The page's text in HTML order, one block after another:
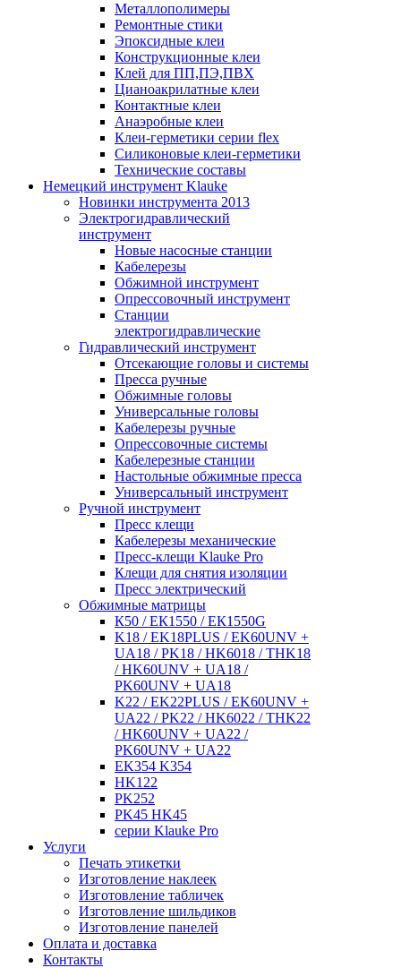
Металлополимеры
Ремонтные стики
Эпоксидные клеи
Конструкционные клеи
Клей для ПП,ПЭ,ПВХ
Цианоакрилатные клеи
Контактные клеи
Анаэробные клеи
Клеи-герметики серии flex
Силиконовые клеи-герметики
Технические составы
Немецкий инструмент Klauke
Новинки инструмента 2013
Электрогидравлический
инструмент
Новые насосные станции
Кабелерезы
Обжимной инструмент
Опрессовочный инструмент
Станции
электрогидравлические
Гидравлический инструмент
Отсекающие головы и системы
Пресса ручные
Обжимные головы
Универсальные головы
Кабелерезы ручные
Опрессовочные системы
Кабелерезные станции
Настольные обжимные пресса
Универсальный инструмент
Ручной инструмент
Пресс клещи
Кабелерезы механические
Пресс-клещи Klauke Pro
Клещи для снятия изоляции
Пресс электрический
Обжимные матрицы
К50 / ЕК1550 / ЕК1550G
K18 / EK18PLUS / EK60UNV +
UA18 / PK18 / HK6018 / THK18
/ HK60UNV + UA18 /
PK60UNV + UA18
K22 / EK22PLUS / EK60UNV +
UA22 / PK22 / HK6022 / THK22
/ HK60UNV + UA22 /
PK60UNV + UA22
EK354 K354
HK122
PK252
PK45 HK45
серии Klauke Pro
Услуги
Печать этикетки
Изготовление наклеек
Изготовление табличек
Изготовление шильдиков
Изготовление панелей
Оплата и доставка
Контакты